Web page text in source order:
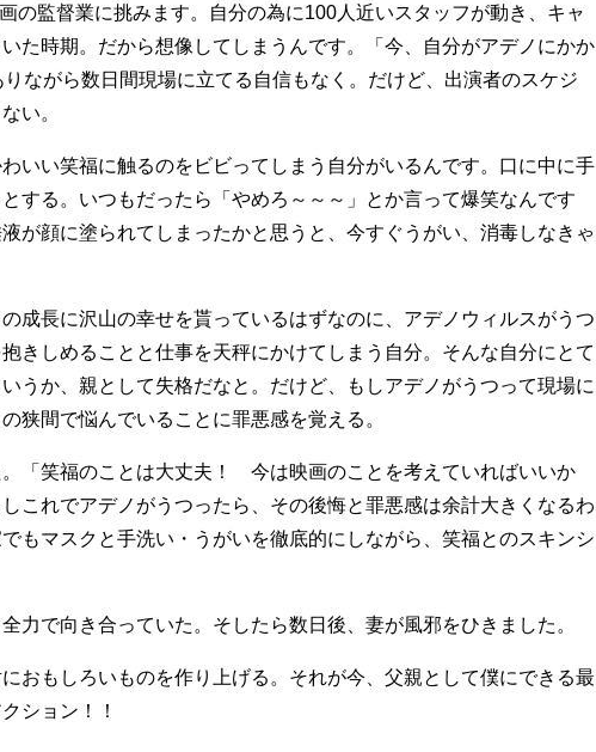
の監督業に挑みます。自分の為に100人近いスタッフが動き、キャ
た時期。だから想像してしまうんです。「今、自分がアデノにかか
ながら数日間現場に立てる自信もなく。だけど、出演者のスケジ
い。
いい笑福に触るのをビビってしまう自分がいるんです。口に中に手
する。いつもだったら「やめろ～～～」とか言って爆笑なんです
が顔に塗られてしまったかと思うと、今すぐうがい、消毒しなきゃ
成長に沢山の幸せを貰っているはずなのに、アデノウィルスがうつ
きしめることと仕事を天秤にかけてしまう自分。そんな自分にとて
うか、親として失格だなと。だけど、もしアデノがうつって現場に
狭間で悩んでいることに罪悪感を覚える。
「笑福のことは大丈夫！ 今は映画のことを考えていればいいか
これでアデノがうつったら、その後悔と罪悪感は余計大きくなるわ
もマスクと手洗い・うがいを徹底的にしながら、笑福とのスキンシ
力で向き合っていた。そしたら数日後、妻が風邪をひきました。
おもしろいものを作り上げる。それが今、父親として僕にできる最
ション！！